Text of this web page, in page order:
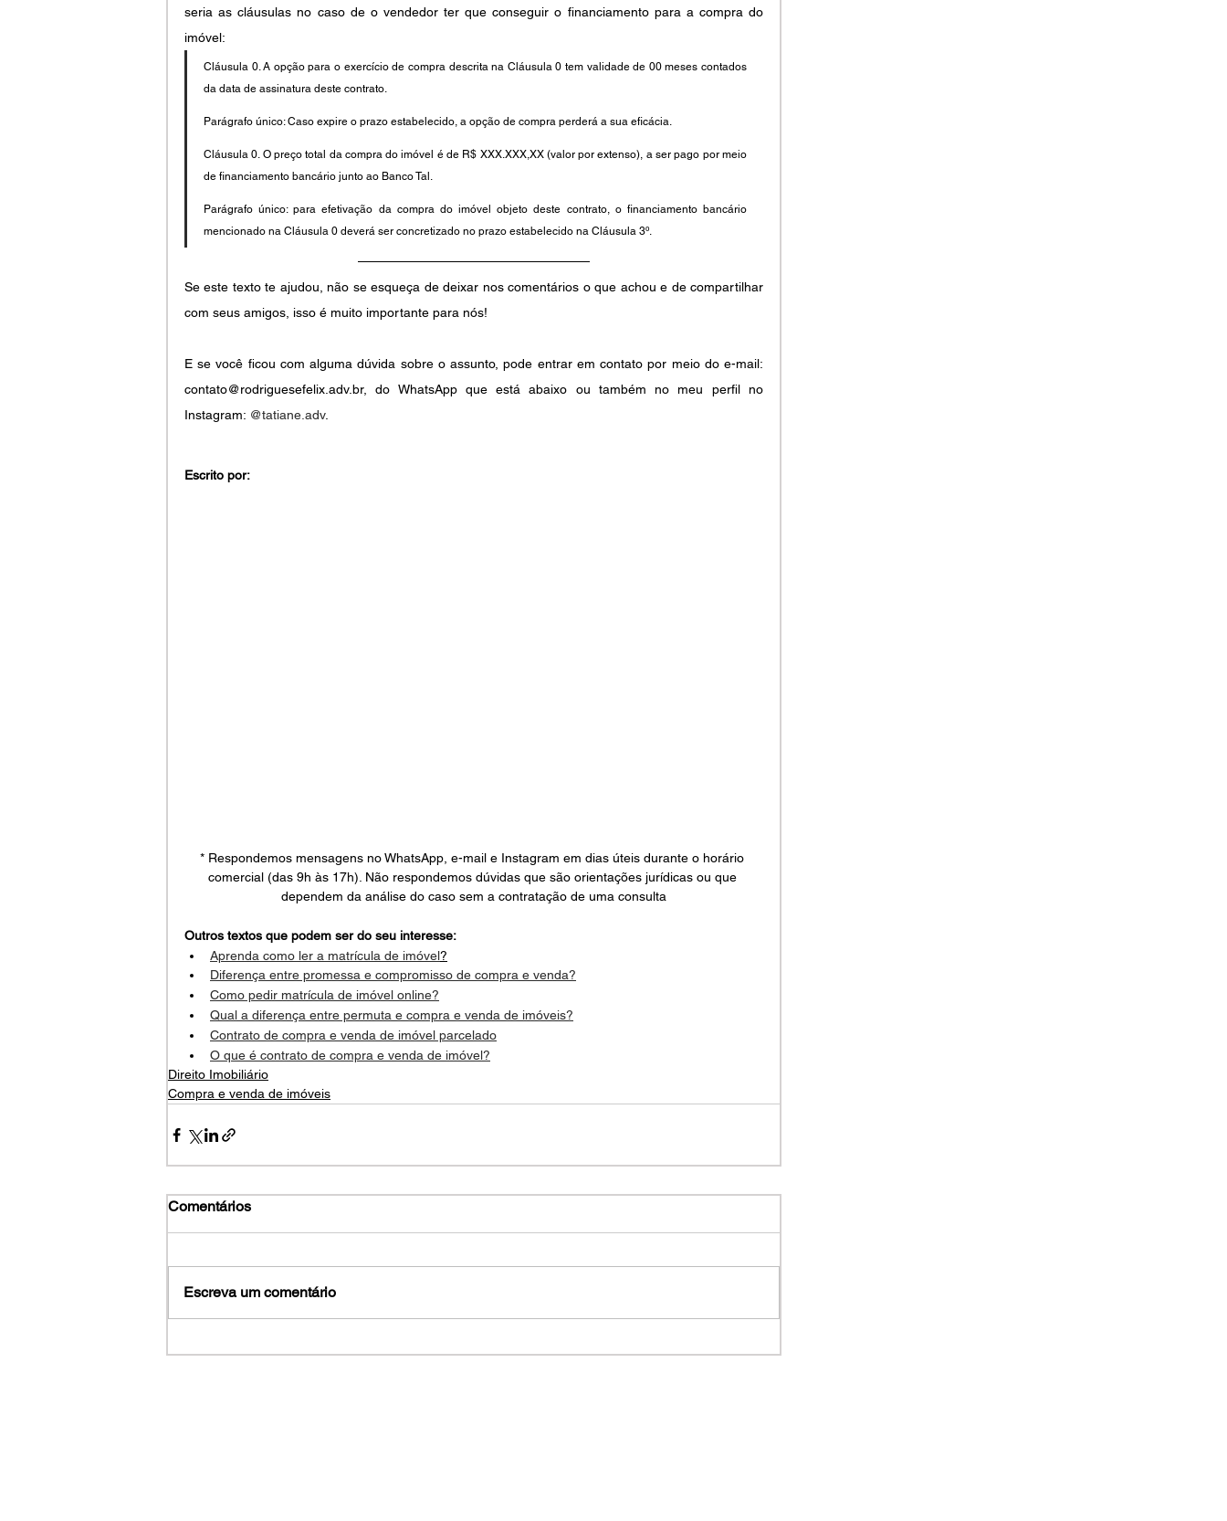
seria as cláusulas no caso de o vendedor ter que conseguir o financiamento para a compra do
imóvel:
Cláusula 0. A opção para o exercício de compra descrita na Cláusula 0 tem validade de 00 meses contados
da data de assinatura deste contrato.
Parágrafo único: Caso expire o prazo estabelecido, a opção de compra perderá a sua eficácia.
Cláusula 0. O preço total da compra do imóvel é de R$ XXX.XXX,XX (valor por extenso), a ser pago por meio
de financiamento bancário junto ao Banco Tal.
Parágrafo único: para efetivação da compra do imóvel objeto deste contrato, o financiamento bancário
mencionado na Cláusula 0 deverá ser concretizado no prazo estabelecido na Cláusula 3º.
Se este texto te ajudou, não se esqueça de deixar nos comentários o que achou e de compartilhar
com seus amigos, isso é muito importante para nós!
E se você ficou com alguma dúvida sobre o assunto, pode entrar em contato por meio do e-mail:
contato@rodriguesefelix.adv.br, do WhatsApp que está abaixo ou também no meu perfil no
Instagram: @tatiane.adv.
Escrito por:
* Respondemos mensagens no WhatsApp, e-mail e Instagram em dias úteis durante o horário
comercial (das 9h às 17h). Não respondemos dúvidas que são orientações jurídicas ou que
dependem da análise do caso sem a contratação de uma consulta
Outros textos que podem ser do seu interesse:
Aprenda como ler a matrícula de imóvel?
Diferença entre promessa e compromisso de compra e venda?
Como pedir matrícula de imóvel online?
Qual a diferença entre permuta e compra e venda de imóveis?
Contrato de compra e venda de imóvel parcelado
O que é contrato de compra e venda de imóvel?
Direito Imobiliário
Compra e venda de imóveis
Comentários
Escreva um comentário